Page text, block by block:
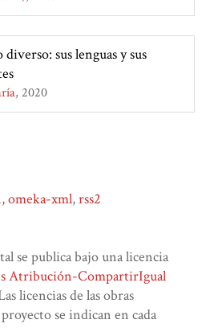
sus lenguas y sus
2020
,omeka-xml,rss2
se publica bajo una licencia
Atribución-CompartirIgual
licencias de las obras
se indican en cada